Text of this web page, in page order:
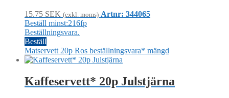
15.75 SEK (exkl. moms) Artnr: 344065
Beställ minst:216fp
Beställningsvara.
Beställ
Matservett 20p Ros beställningsvara* mängd
Kaffeservett* 20p Julstjärna